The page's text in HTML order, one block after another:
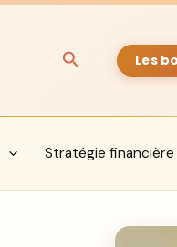
Rechercher
Les
Stratégie financière